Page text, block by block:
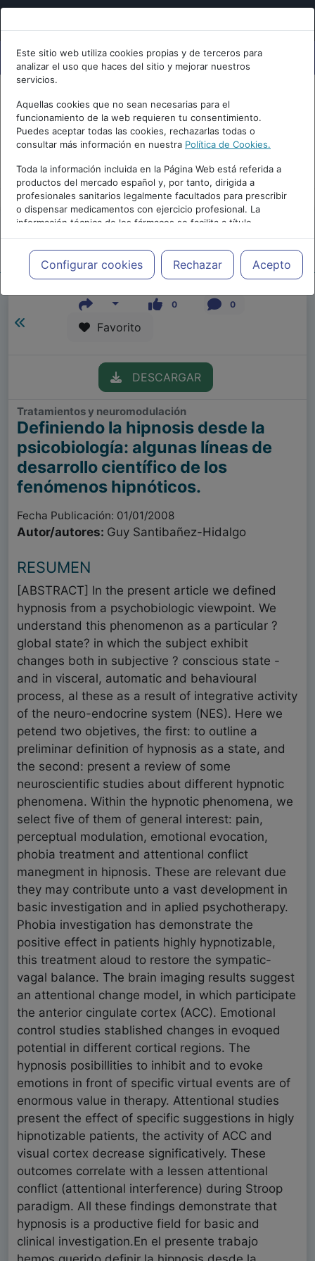
Este sitio web utiliza cookies propias y de terceros para
analizar el uso que haces del sitio y mejorar nuestros
servicios.
Aquellas cookies que no sean necesarias para el
funcionamiento de la web requieren tu consentimiento.
Puedes aceptar todas las cookies, rechazarlas todas o
consultar más información en nuestra Política de Cookies.
Toda la información incluida en la Página Web está referida a
productos del mercado español y, por tanto, dirigida a
profesionales sanitarios legalmente facultados para prescribir
o dispensar medicamentos con ejercicio profesional. La
información técnica de los fármacos se facilita a título
meramente informativo, siendo responsabilidad de los
profesionales facultados prescribir medicamentos y decidir, en
cada caso concreto, el tratamiento más adecuado a las
necesidades del paciente.
Configurar cookies Rechazar Acepto
Repositorio de Artículos || Edición |
0 0
Favorito
DESCARGAR
Tratamientos y neuromodulación
Definiendo la hipnosis desde la
psicobiología: algunas líneas de
desarrollo científico de los
fenómenos hipnóticos.
Fecha Publicación: 01/01/2008
Autor/autores: Guy Santibañez-Hidalgo
RESUMEN
[ABSTRACT] In the present article we defined
hypnosis from a psychobiologic viewpoint. We
understand this phenomenon as a particular ?
global state? in which the subject exhibit
changes both in subjective ? conscious state -
and in visceral, automatic and behavioural
process, al these as a result of integrative activity
of the neuro-endocrine system (NES). Here we
petend two objetives, the first: to outline a
preliminar definition of hypnosis as a state, and
the second: present a review of some
neuroscientific studies about different hypnotic
phenomena. Within the hypnotic phenomena, we
select five of them of general interest: pain,
perceptual modulation, emotional evocation,
phobia treatment and attentional conflict
manegment in hipnosis. These are relevant due
they may contribute unto a vast development in
basic investigation and in aplied psychotherapy.
Phobia investigation has demonstrate the
positive effect in patients highly hypnotizable,
this treatment aloud to restore the sympatic-
vagal balance. The brain imaging results suggest
an attentional change model, in which participate
the anterior cingulate cortex (ACC). Emotional
control studies stablished changes in evoqued
potential in different cortical regions. The
hypnosis posibillities to inhibit and to evoke
emotions in front of specific virtual events are of
enormous value in therapy. Attentional studies
present the effect of specific suggestions in higly
hipnotizable patients, the activity of ACC and
visual cortex decrease significatively. These
outcomes correlate with a lessen attentional
conflict (attentional interference) during Stroop
paradigm. All these findings demonstrate that
hypnosis is a productive field for basic and
clinical investigation.En el presente trabajo